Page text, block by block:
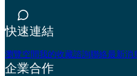
快速連結
瀏覽空間我的收藏諮詢聯絡最新消
企業合作